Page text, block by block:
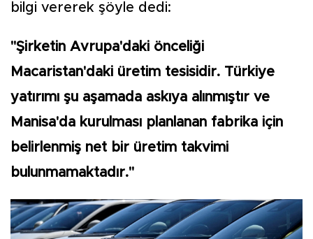
bilgi vererek şöyle dedi:
"Şirketin Avrupa'daki önceliği
Macaristan'daki üretim tesisidir. Türkiye
yatırımı şu aşamada askıya alınmıştır ve
Manisa'da kurulması planlanan fabrika için
belirlenmiş net bir üretim takvimi
bulunmamaktadır."